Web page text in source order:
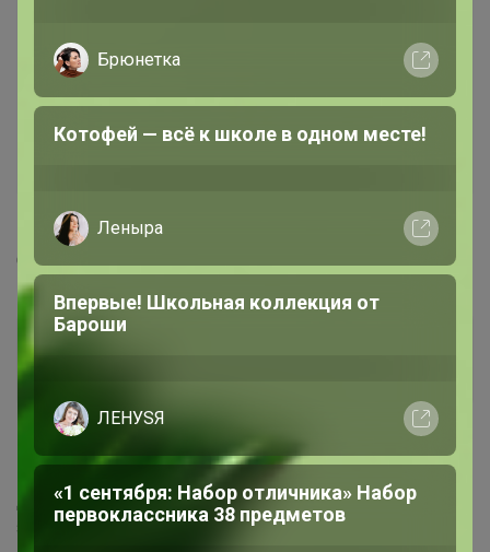
ЭЛИЯ, в пристрое орг% нет, ошибки поправили.
Примерки с пн по пт с 9-17 в офисе Баумана 20в,
каб 107
Спасибо!
19 января, 2021 16:39
Добрый день! Подскажите когда ориентировочно мой
заказ уедет в ЦР МС?
Брюнетка
Котофей — всё к школе в одном месте!
Леныра
Впервые! Школьная коллекция от
Бароши
ЛЕНУSЯ
«1 сентября: Набор отличника» Набор
первоклассника 38 предметов